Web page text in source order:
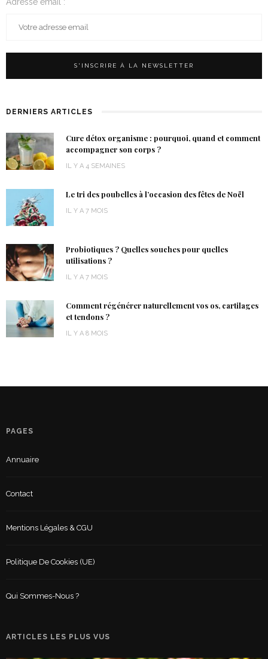
DERNIERS ARTICLES
Cure détox organisme : pourquoi, quand et comment
accompagner son corps ?
IL Y A 4 SEMAINES
Le tri des poubelles à l’occasion des fêtes de Noël
IL Y A 7 MOIS
Probiotiques ? Quelles souches pour quelles
utilisations ?
IL Y A 7 MOIS
Comment régénérer naturellement vos os, cartilages
et tendons ?
IL Y A 8 MOIS
PAGES
Annuaire
Contact
Mentions Légales & CGU
Politique De Cookies (UE)
Qui Sommes-Nous ?
ARTICLES LES PLUS VUS